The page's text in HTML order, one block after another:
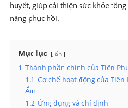
huyết, giúp cải thiện sức khỏe
năng phục hồi.
Mục lục ẩn
1 Thành phần chính của Tiên
1.1 Cơ chế hoạt động của Tiên
Ẩm
1.2 Ứng dụng và chỉ định